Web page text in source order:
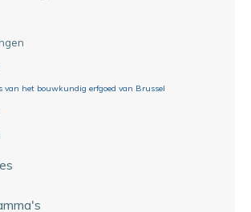
van het bouwkundig erfgoed van Brussel